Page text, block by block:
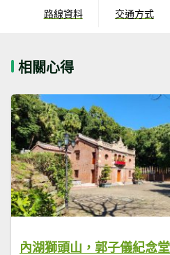
路線資料 交通方式
相關心得